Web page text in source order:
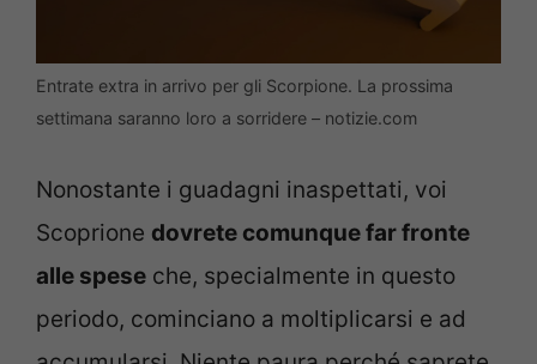
Entrate extra in arrivo per gli Scorpione. La prossima
settimana saranno loro a sorridere – notizie.com
Nonostante i guadagni inaspettati, voi
Scoprione dovrete comunque far fronte
alle spese che, specialmente in questo
periodo, cominciano a moltiplicarsi e ad